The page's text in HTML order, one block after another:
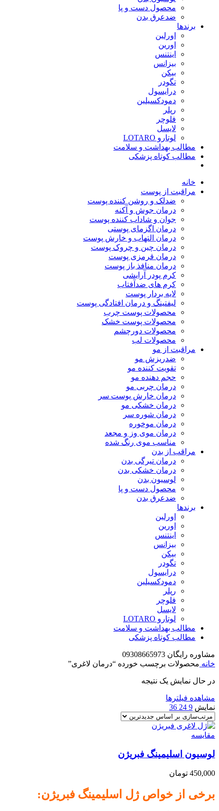
محصول دست و پا
ضدعرق بدن
برندها
اورلین
اورین
اینتنس
بیزانس
بیکن
تگودر
درایسول
دمودکسیلین
رپلر
فلوچر
لایسل
لوتارو LOTARO
مطالب بهداشت و سلامت
مطالب کوتاه پزشکی
خانه
مراقبت از پوست
ضدلک و روشن کننده پوست
درمان جوش و آکنه
جوان و شاداب کننده پوست
درمان اگزمای پوستی
درمان التهاب و خارش پوست
درمان چین و چروک پوست
درمان قرمزی پوست
درمان منافذ باز پوست
کرم پودر آرایشی
کرم های ضدآفتاب
لایه بردار پوست
لیفتینگ و درمان افتادگی پوست
محصولات پوست چرب
محصولات پوست خشک
محصولات دورچشم
محصولات لب
مراقبت از مو
ضدریزش مو
تقویت کننده مو
حجم دهنده مو
درمان چربی مو
درمان خارش پوست سر
درمان خشکی مو
درمان شوره سر
درمان موخوره
درمان موی وز و مجعد
مناسب موی رنگ شده
مراقب از بدن
درمان تیرگی بدن
درمان خشکی بدن
لوسیون بدن
محصول دست و پا
ضدعرق بدن
برندها
اورلین
اورین
اینتنس
بیزانس
بیکن
تگودر
درایسول
دمودکسیلین
رپلر
فلوچر
لایسل
لوتارو LOTARO
مطالب بهداشت و سلامت
مطالب کوتاه پزشکی
مشاوره رایگان 09308665973
خانه محصولات برچسب خورده “درمان لاغری”
در حال نمایش یک نتیجه
مشاهده فیلترها
نمایش 9
24
36
مقایسه
لوسیون اسلیمینگ فبریژن
450,000 تومان
برخی از خواص ژل اسلیمینگ فبریژن: